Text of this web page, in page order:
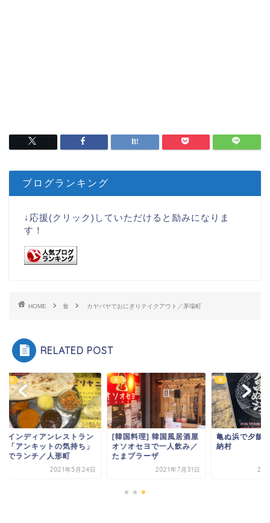
ブログランキング
↓応援(クリック)していただけると励みになりま
す！
HOME 食 カヤバヤでおにぎりテイクアウト／茅場町
RELATED POST
ディアンレストラン
ンキットの気持ち」
ンチ／人形町
2021年5月24日
食
[韓国料理] 韓国風居酒屋
オソオセヨで一人飲み／
たまプラーザ
2021年7月31日
食
亀ぬ浜で夕飯／沖縄
納村
2022年5